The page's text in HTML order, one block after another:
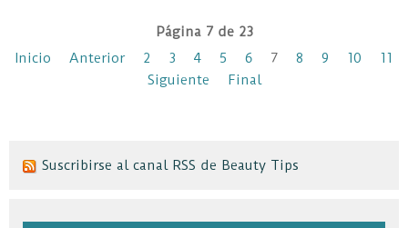
Página 7 de 23
Inicio
Anterior 2 3 4 5 6 7 8 9 10
11
Siguiente
Final
Suscribirse al canal RSS de Beauty Tips